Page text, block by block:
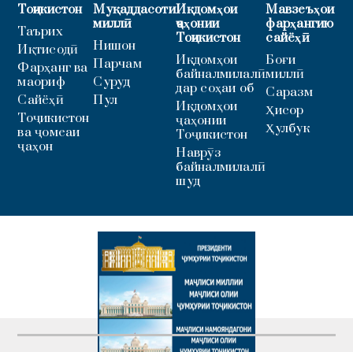
Тоҷикистон
Таърих
Иқтисодӣ
Фарҳанг ва
маориф
Сайёҳӣ
Тоҷикистон
ва ҷомеаи
ҷаҳон
Муқаддасоти
миллӣ
Нишон
Парчам
Суруд
Пул
Иқдомҳои
ҷаҳонии
Тоҷикистон
Иқдомҳои
байналмилалӣ
дар соҳаи об
Иқдомҳои
ҷаҳонии
Тоҷикистон
Наврӯз
байналмилалӣ
шуд
Мавзеъҳои
фарҳангию
сайёҳӣ
Боғи
миллӣ
Саразм
Ҳисор
Ҳулбук